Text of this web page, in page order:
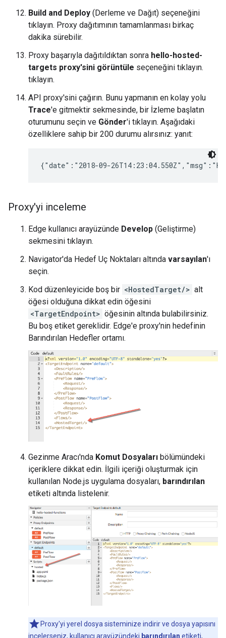
Build and Deploy (Derleme ve Dağıt) seçeneğini
tıklayın. Proxy dağıtımının tamamlanması birkaç
dakika sürebilir.
Proxy başarıyla dağıtıldıktan sonra hello-hosted-
targets proxy'sini görüntüle seçeneğini tıklayın.
tıklayın.
API proxy'sini çağırın. Bunu yapmanın en kolay yolu
Trace'e gitmektir sekmesinde, bir İzleme başlatın
oturumunu seçin ve Gönder'i tıklayın. Aşağıdaki
özelliklere sahip bir 200 durumu alırsınız: yanıt:
{"date":"2018-09-
Proxy'yi inceleme
Edge kullanıcı arayüzünde Develop (Geliştirme)
sekmesini tıklayın.
Navigator'da Hedef Uç Noktaları altında varsayılan'ı
seçin.
Kod düzenleyicide boş bir <HostedTarget/> alt
öğesi olduğuna dikkat edin öğesini
<TargetEndpoint> öğesinin altında bulabilirsiniz.
Bu boş etiket gereklidir. Edge'e proxy'nin hedefinin
Barındırılan Hedefler ortamı.
Gezinme Aracı'nda Komut Dosyaları bölümündeki
içeriklere dikkat edin. İlgili içeriği oluşturmak için
kullanılan Node.js uygulama dosyaları, barındırılan
etiketi altında listelenir.
Proxy'yi yerel dosya sisteminize indirir ve dosya yapısını
incelerseniz, kullanıcı arayüzündeki barındırılan etiketi,